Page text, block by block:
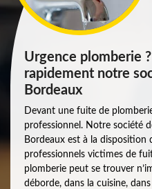
Urgence plomberie
rapidement notre
Bordeaux
Devant une fuite de
professionnel. Notre société
Bordeaux est à la disposition
professionnels victimes de
plomberie peut se trouver
déborde, dans la cuisine,